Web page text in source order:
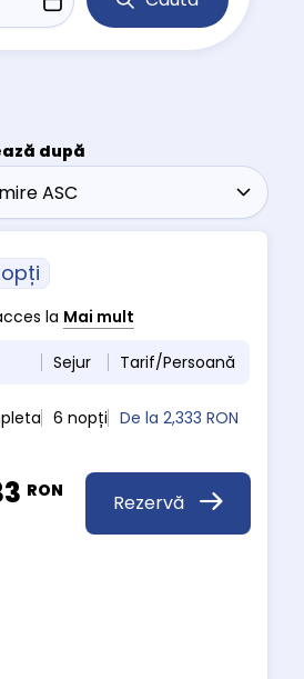
după
la Mai mult
Sejur Tarif/Persoană
6 nopți De la2,333 RON
Rezervă
RON